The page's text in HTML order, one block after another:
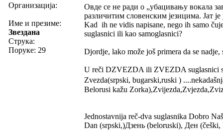
Организација:
Име и презиме:
Звездана
Струка:
Поруке: 29
Овде се не ради о „убацивању вокала
различитим словенским језицима. Јат је
Kad ih ne vidis napisane, nego ih samo
suglasnici ili kao samoglasnici?
Djordje, lako može još primera da se nadje,
U reči DZVEZDA ili ZVEZDA suglasnici
Zvezda(srpski, bugarski,ruski )
Belorusi kažu
Jednostavnija reč-dva suglasnika Dobro Naš
Dan (srpski,)Дзень (beloruski), Ден